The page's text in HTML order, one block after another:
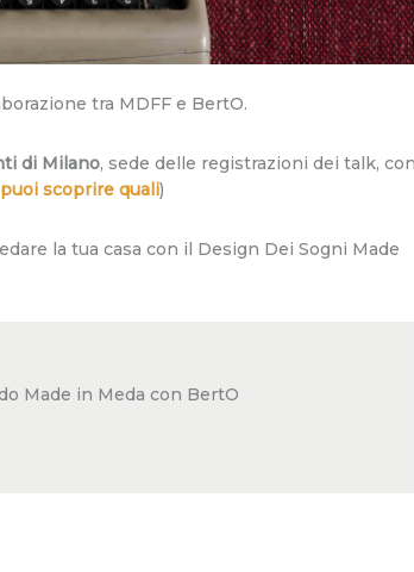
tra MDFF e BertO.
di Milano, sede delle registrazioni dei talk, con
scoprire quali)
la tua casa con il Design Dei Sogni Made
Made in Meda con BertO